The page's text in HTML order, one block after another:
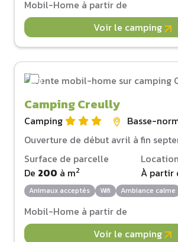
Mobil-Home à partir de
Voir le camping
Camping Creully
Camping
Basse-
Ouverture de début avril à fin
Surface de parcelle
De 200 à m2
À partir
Animaux acceptés Wifi Ambiance calme
Mobil-Home à partir de
Voir le camping